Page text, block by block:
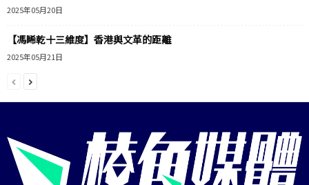
2025年05月20日
【馮睎乾十三維度】香港與文革的距離
2025年05月21日